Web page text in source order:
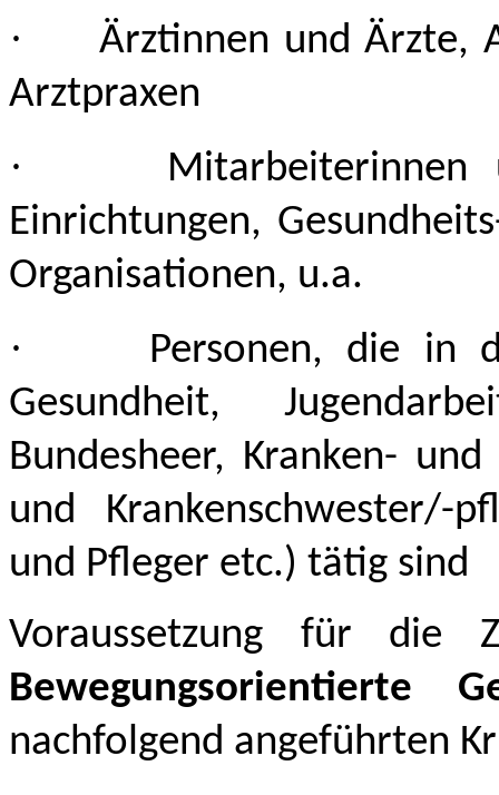
·
Ärztinnen und Ärzte,
Arztpraxen
·
Einrichtungen,
Organisationen, u.a.
·
Personen, die in
Gesundheit,
Bundesheer, Kranken-
und Krankenschwester/-
und Pfleger etc.) tätig sind
Voraussetzung für die
Bewegungsorientierte
nachfolgend angeführten